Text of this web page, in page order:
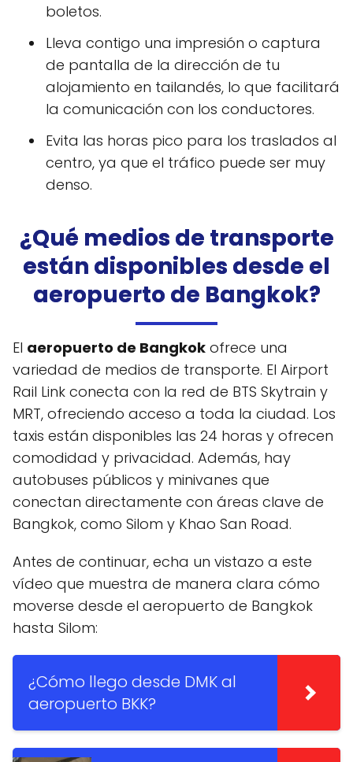
boletos.
Lleva contigo una impresión o captura
de pantalla de la dirección de tu
alojamiento en tailandés, lo que facilitará
la comunicación con los conductores.
Evita las horas pico para los traslados al
centro, ya que el tráfico puede ser muy
denso.
¿Qué medios de transporte
están disponibles desde el
aeropuerto de Bangkok?
El aeropuerto de Bangkok ofrece una
variedad de medios de transporte. El Airport
Rail Link conecta con la red de BTS Skytrain y
MRT, ofreciendo acceso a toda la ciudad. Los
taxis están disponibles las 24 horas y ofrecen
comodidad y privacidad. Además, hay
autobuses públicos y minivanes que
conectan directamente con áreas clave de
Bangkok, como Silom y Khao San Road.
Antes de continuar, echa un vistazo a este
vídeo que muestra de manera clara cómo
moverse desde el aeropuerto de Bangkok
hasta Silom:
¿Cómo llego desde DMK al
aeropuerto BKK?